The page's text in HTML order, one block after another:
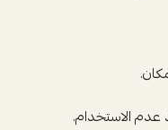
الاستخدام.